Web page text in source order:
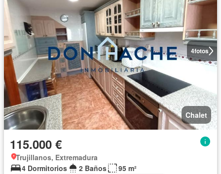
4fotos
Chalet
115.000 €
Trujillanos, Extremadura
4 Dormitorios
2 Baños
95 m²